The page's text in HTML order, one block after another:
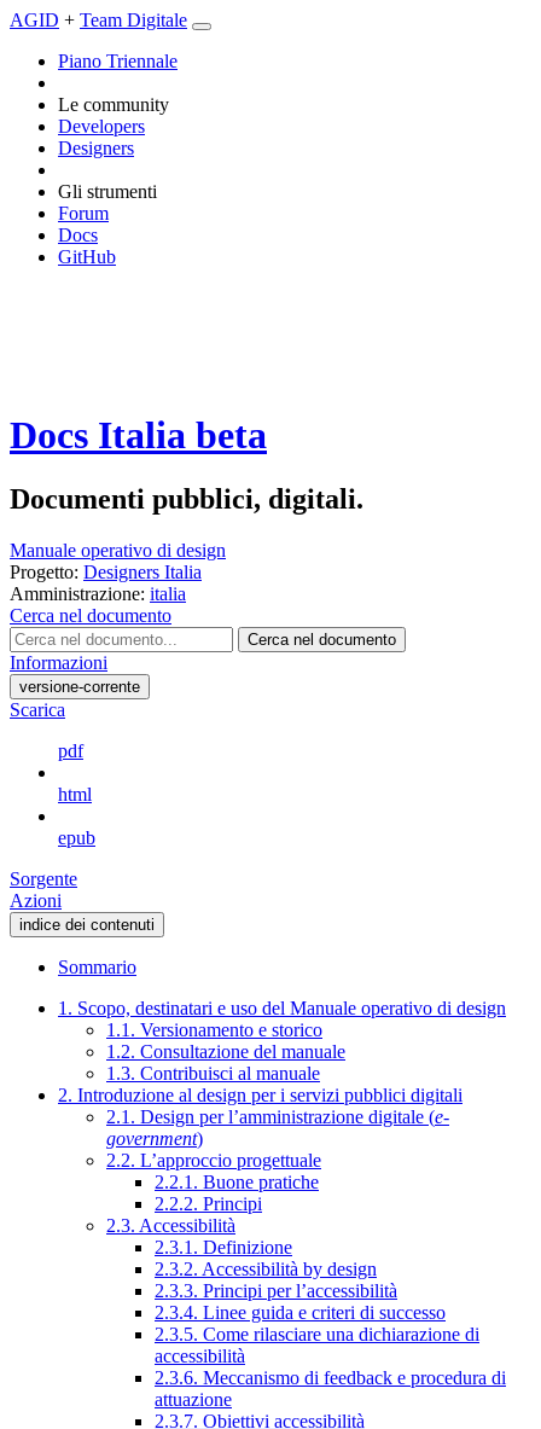
AGID + Team Digitale
Piano Triennale
Le community
Developers
Designers
Gli strumenti
Forum
Docs
GitHub
Docs Italia beta
Documenti pubblici, digitali.
Manuale operativo di design
Progetto: Designers Italia
Amministrazione: italia
Cerca nel documento
Cerca nel documento
Informazioni
versione-corrente
Scarica
pdf
html
epub
Sorgente
Azioni
indice dei contenuti
Sommario
1. Scopo, destinatari e uso del Manuale operativo di design
1.1. Versionamento e storico
1.2. Consultazione del manuale
1.3. Contribuisci al manuale
2. Introduzione al design per i servizi pubblici digitali
2.1. Design per l’amministrazione digitale (e-
government)
2.2. L’approccio progettuale
2.2.1. Buone pratiche
2.2.2. Principi
2.3. Accessibilità
2.3.1. Definizione
2.3.2. Accessibilità by design
2.3.3. Principi per l’accessibilità
2.3.4. Linee guida e criteri di successo
2.3.5. Come rilasciare una dichiarazione di
accessibilità
2.3.6. Meccanismo di feedback e procedura di
attuazione
2.3.7. Obiettivi accessibilità